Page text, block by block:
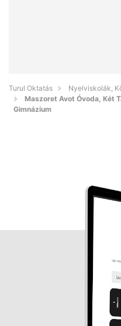
Turul Oktatás
Nyelviskolák,
Maszoret Avot Óvoda, Két
Gimnázium